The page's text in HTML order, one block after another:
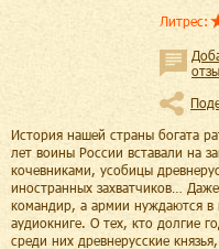
Литрес:
История нашей страны богата
лет воины России вставали на
кочевниками, усобицы
иностранных захватчиков…
командир, а армии нуждаются в
аудиокниге. О тех, кто долгие
среди них древнерусские